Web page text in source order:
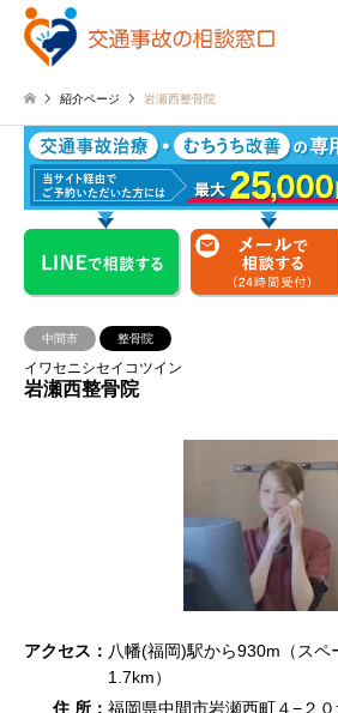
紹介ページ 岩瀬西整骨院
中間市 整骨院
イワセニシセイコツイン
岩瀬西整骨院
アクセス： 八幡(福岡)駅から930m（スペ
1.7km）
住 所： 福岡県中間市岩瀬西町４−２